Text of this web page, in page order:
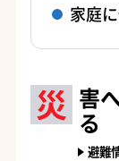
家庭
災 害
る
避難